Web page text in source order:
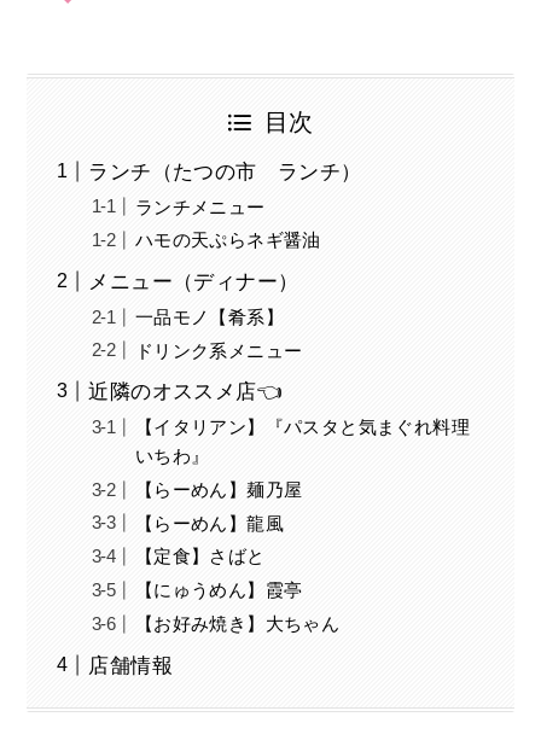
目次
ランチ（たつの市 ランチ）
ランチメニュー
ハモの天ぷらネギ醤油
メニュー（ディナー）
一品モノ【肴系】
ドリンク系メニュー
近隣のオススメ店👈
【イタリアン】『パスタと気まぐれ料理
いちわ』
【らーめん】麺乃屋
【らーめん】龍風
【定食】さばと
【にゅうめん】霞亭
【お好み焼き】大ちゃん
店舗情報